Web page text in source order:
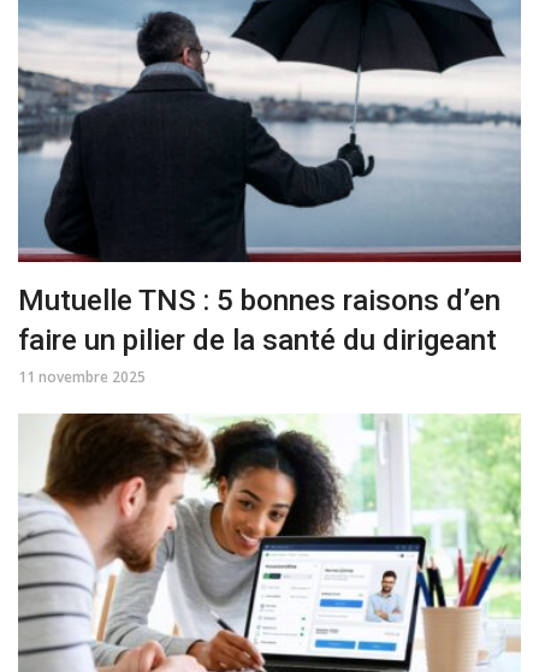
Mutuelle TNS : 5 bonnes raisons d’en
faire un pilier de la santé du dirigeant
11 novembre 2025